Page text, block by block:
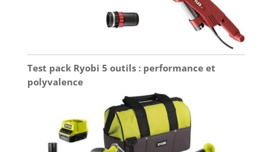
Test pack Ryobi 5 outils : performance et
polyvalence